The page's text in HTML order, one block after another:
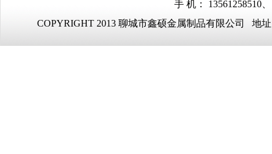
手 机： 13561258510
COPYRIGHT 2013 聊城市鑫硕金属制品有限公司 地